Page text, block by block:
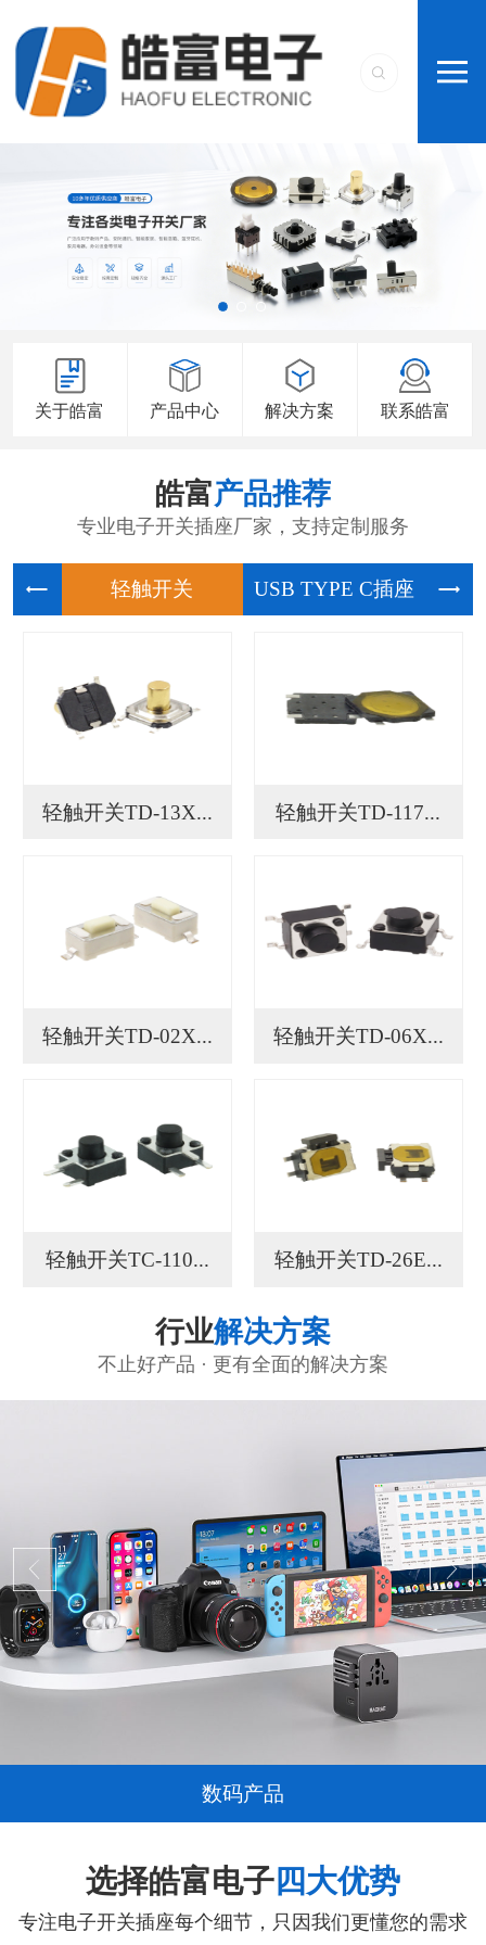
关于皓富 产品中心 解决方案 联系皓富
皓富产品推荐
专业电子开关插座厂家，支持定制服务
轻触开关 USB
轻触开关TD-13X... 轻触开关TD-117...
轻触开关TD-02X... 轻触开关TD-06X...
轻触开关TC-110... 轻触开关TD-26E...
行业解决方案
不止好产品 · 更有全面的解决方案
数码产品
选择皓富电子四大优势
专注电子开关插座每个细节，只因我们更懂您的需求